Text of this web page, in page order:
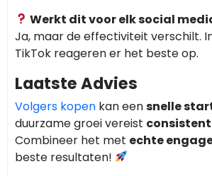
Werkt dit voor elk social
Ja, maar de effectiviteit verschilt.
TikTok reageren er het beste op.
Laatste Advies
Volgers kopen kan eensnelle
duurzame groei vereist
Combineer het met echte
beste resultaten!